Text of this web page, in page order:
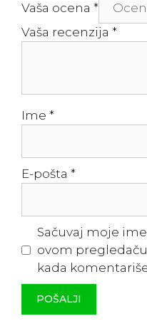
Vaša ocena *
Vaša recenzija *
Ime *
E-pošta *
Sačuvaj moje
ovom
kada